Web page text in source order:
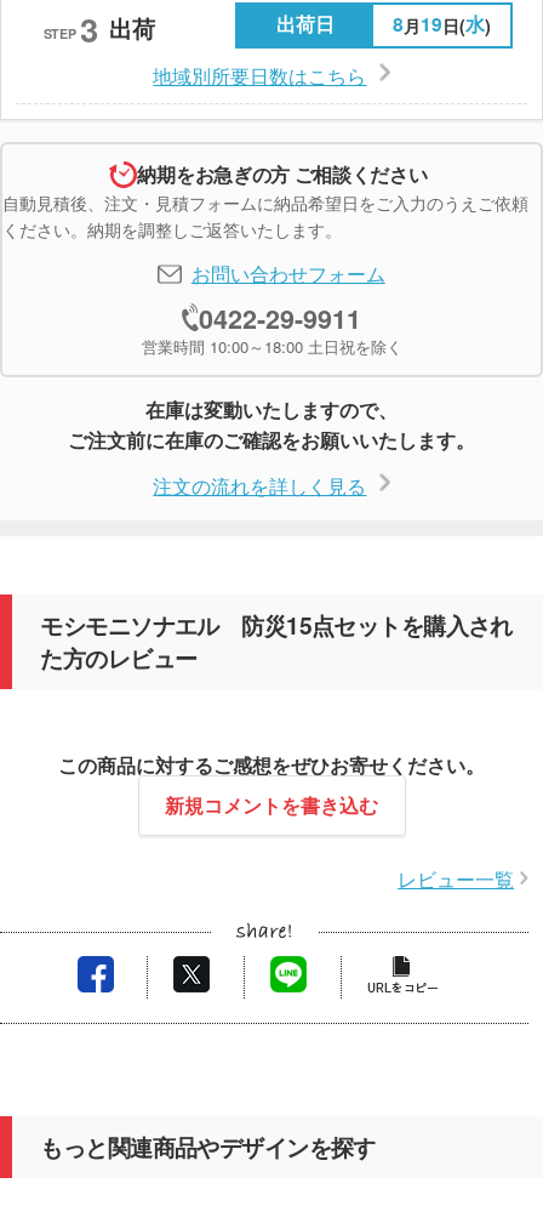
STEP 3 出荷 出荷日 8 月19日(水)
地域別所要日数はこちら
納期をお急ぎの方 ご相談ください
自動見積後、注文・見積フォームに納品希望日をご入力のうえご依頼
ください。納期を調整しご返答いたします。
お問い合わせフォーム
0422-29-9911
営業時間 10:00～18:00 土日祝を除く
在庫は変動いたしますので、
ご注文前に在庫のご確認をお願いいたします。
注文の流れを詳しく見る
モシモニソナエル 防災15点セットを購入され
た方のレビュー
この商品に対するご感想をぜひお寄せください。
新規コメントを書き込む
レビュー一覧
もっと関連商品やデザインを探す